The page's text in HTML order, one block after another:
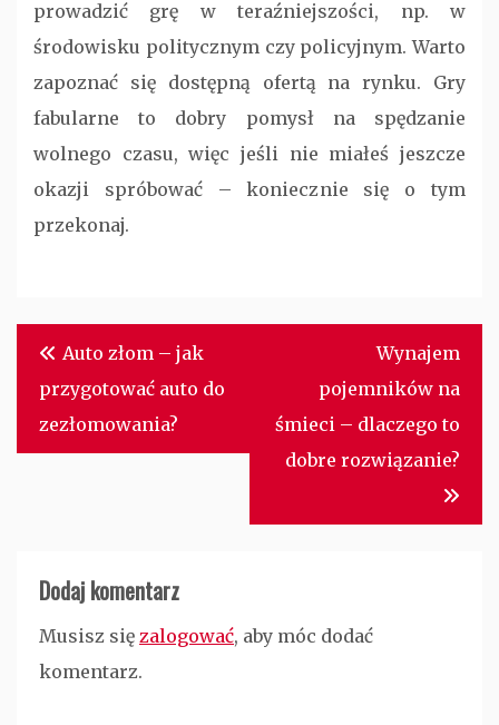
prowadzić grę w teraźniejszości, np. w
środowisku politycznym czy policyjnym. Warto
zapoznać się dostępną ofertą na rynku. Gry
fabularne to dobry pomysł na spędzanie
wolnego czasu, więc jeśli nie miałeś jeszcze
okazji spróbować – koniecznie się o tym
przekonaj.
Nawigacja
wpisu
Auto złom – jak
przygotować auto do
zezłomowania?
Wynajem
pojemników na
śmieci – dlaczego to
dobre rozwiązanie?
Dodaj komentarz
Musisz się zalogować, aby móc dodać
komentarz.